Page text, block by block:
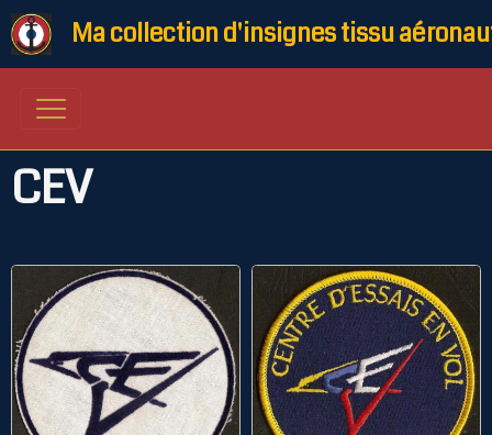
Ma collection d'insignes tissu
CEV